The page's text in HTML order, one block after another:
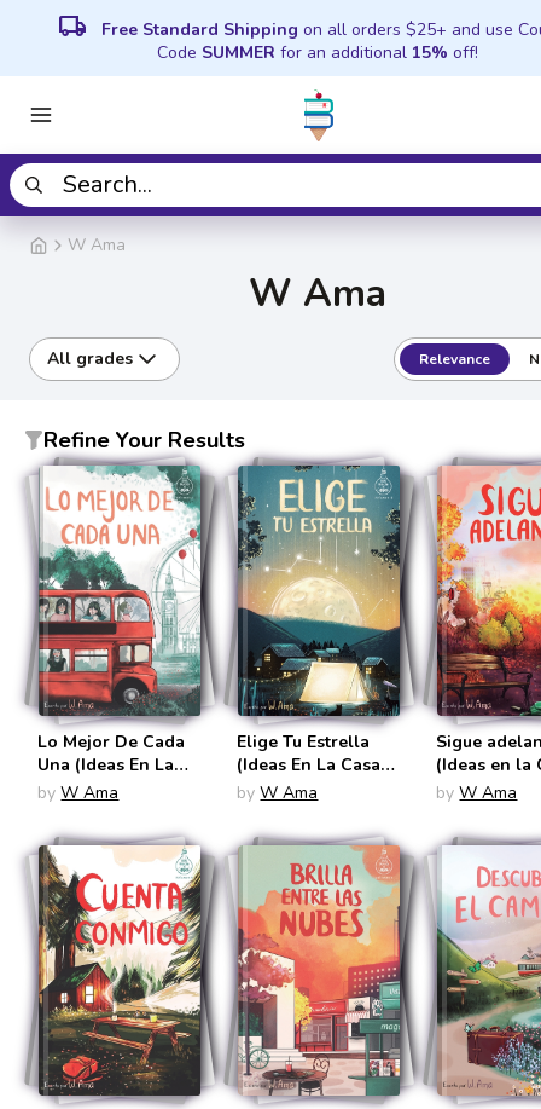
local_shipping Free Standard Shipping on all orders $25+ and use
Code SUMMER for an additional 15% off!
W Ama
W Ama
All grades Relevance
Refine Your Results
Lo Mejor De Cada
Una (Ideas En La
Casa Del Árbol #2)
by W Ama
Elige Tu Estrella
(Ideas En La Casa
Del Árbol #3)
by W Ama
Sigue
(Ideas en la
Del Árbol
by W Ama